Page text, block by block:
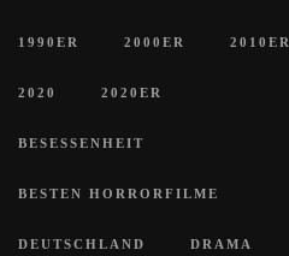
1990ER 2000ER 2010ER
2020 2020ER
BESESSENHEIT
BESTEN HORRORFILME
DEUTSCHLAND DRAMA